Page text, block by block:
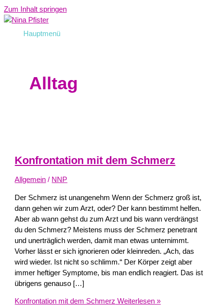
Zum Inhalt springen
Hauptmenü
Alltag
Konfrontation mit dem Schmerz
Allgemein / NNP
Der Schmerz ist unangenehm Wenn der Schmerz groß ist,
dann gehen wir zum Arzt, oder? Der kann bestimmt helfen.
Aber ab wann gehst du zum Arzt und bis wann verdrängst
du den Schmerz? Meistens muss der Schmerz penetrant
und unerträglich werden, damit man etwas unternimmt.
Vorher lässt er sich ignorieren oder kleinreden. „Ach, das
wird wieder. Ist nicht so schlimm.“ Der Körper zeigt aber
immer heftiger Symptome, bis man endlich reagiert. Das ist
übrigens genauso […]
Konfrontation mit dem Schmerz Weiterlesen »